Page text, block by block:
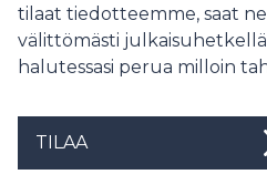
tilaat tiedotteemme, saat ne
välittömästi
halutessasi perua milloin
TILAA